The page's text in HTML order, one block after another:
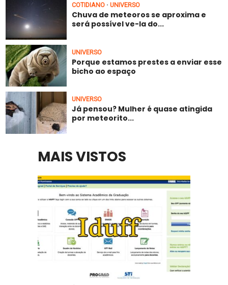
COTIDIANO • UNIVERSO
Chuva de meteoros se aproxima e
será possível ve-la do...
UNIVERSO
Porque estamos prestes a enviar esse
bicho ao espaço
UNIVERSO
Já pensou? Mulher é quase atingida
por meteorito...
MAIS VISTOS